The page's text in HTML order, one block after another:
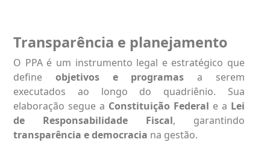
Transparência e planejamento
O PPA é um instrumento legal e estratégico que
define objetivos e programas a serem
executados ao longo do quadriênio. Sua
elaboração segue a Constituição Federal e a Lei
de Responsabilidade Fiscal, garantindo
transparência e democracia na gestão.